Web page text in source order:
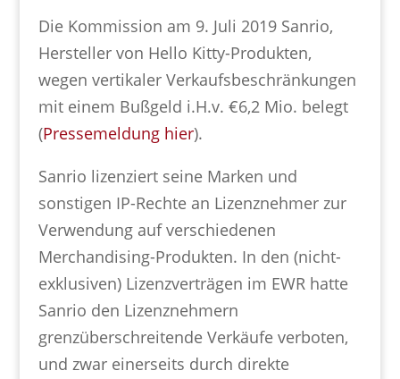
Die Kommission am 9. Juli 2019 Sanrio,
Hersteller von Hello Kitty-Produkten,
wegen vertikaler Verkaufsbeschränkungen
mit einem Bußgeld i.H.v. €6,2 Mio. belegt
(Pressemeldung hier).
Sanrio lizenziert seine Marken und
sonstigen IP-Rechte an Lizenznehmer zur
Verwendung auf verschiedenen
Merchandising-Produkten. In den (nicht-
exklusiven) Lizenzverträgen im EWR hatte
Sanrio den Lizenznehmern
grenzüberschreitende Verkäufe verboten,
und zwar einerseits durch direkte